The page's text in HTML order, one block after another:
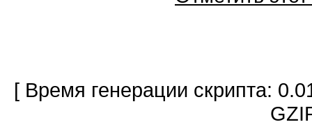
[ Время генерации скрипта: